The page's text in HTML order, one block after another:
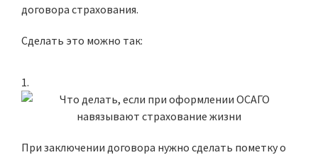
договора страхования.
Сделать это можно так:
При заключении договора нужно сделать пометку о